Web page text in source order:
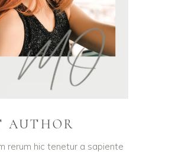
AUTHOR
rerum hic tenetur a sapiente